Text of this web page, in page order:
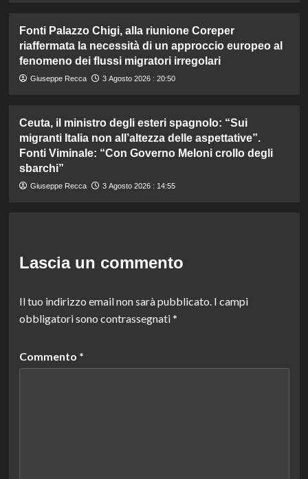
Fonti Palazzo Chigi, alla riunione Coreper
riaffermata la necessità di un approccio europeo al
fenomeno dei flussi migratori irregolari
Giuseppe Recca 3 Agosto 2026 : 20:50
Ceuta, il ministro degli esteri spagnolo: “Sui
migranti Italia non all’altezza delle aspettative”.
Fonti Viminale: “Con Governo Meloni crollo degli
sbarchi”
Giuseppe Recca 3 Agosto 2026 : 14:55
Lascia un commento
Il tuo indirizzo email non sarà pubblicato. I campi
obbligatori sono contrassegnati*
Commento *